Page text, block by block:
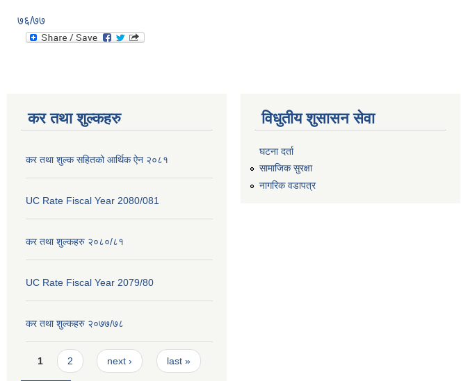
७६/७७
कर तथा शुल्कहरु
कर तथा शुल्क सहितको आर्थिक ऐन २०८१
UC Rate Fiscal Year 2080/081
कर तथा शुल्कहरु २०८०/८१
UC Rate Fiscal Year 2079/80
कर तथा शुल्कहरु २०७७/७८
Pages
1 2 next › last »
विधुतीय शुसासन सेवा
घटना दर्ता
सामाजिक सुरक्षा
नागरिक वडापत्र